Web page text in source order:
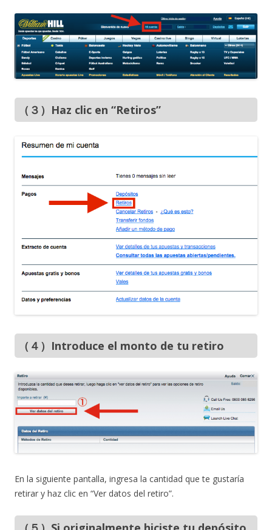
（３）Haz clic en “Retiros”
（４）Introduce el monto de tu retiro
En la siguiente pantalla, ingresa la cantidad que te gustaría
retirar y haz clic en “Ver datos del retiro”.